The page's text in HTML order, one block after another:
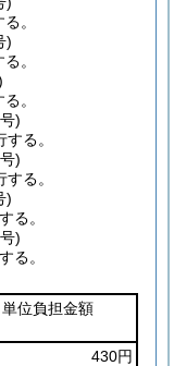
。
)
。
。
)
る。
)
る。
)
る。
)
る。
単位負担金額
430円